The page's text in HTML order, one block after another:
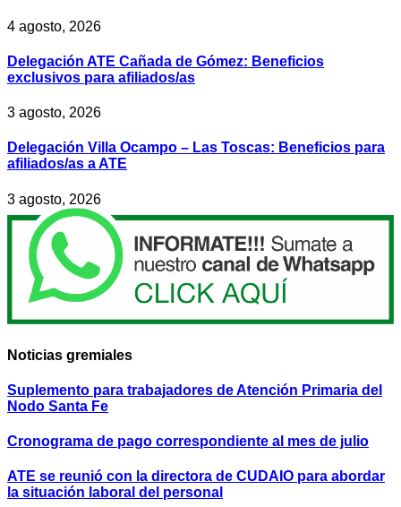
4 agosto, 2026
Delegación ATE Cañada de Gómez: Beneficios
exclusivos para afiliados/as
3 agosto, 2026
Delegación Villa Ocampo – Las Toscas: Beneficios para
afiliados/as a ATE
3 agosto, 2026
Noticias gremiales
Suplemento para trabajadores de Atención Primaria del
Nodo Santa Fe
Cronograma de pago correspondiente al mes de julio
ATE se reunió con la directora de CUDAIO para abordar
la situación laboral del personal